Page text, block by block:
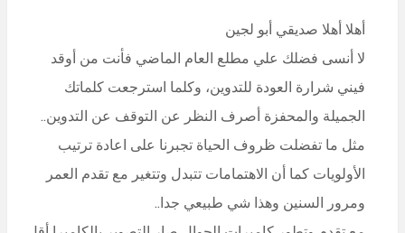
أهلا أهلا صديقي أبو لجين
لا أنسى فضلك علي مطلع العام الماضي فأنت من أوقد
فيني شرارة العودة للتدوين، وكلما استرجعت كلماتك
الجميلة والمحفزة أصرف النظر عن التوقف عن التدوين..
مثل ما تفضلت ظروف الحياة تجبرنا على اعادة ترتيب
الأولويات كما أن الاهتمامات تتبدل وتتغير مع تقدم العمر
ومرور السنين وهذا شي طبيعي جدا..